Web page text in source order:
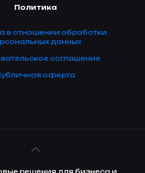
Политика
в отношении обработки
данных
соглашение
оферта